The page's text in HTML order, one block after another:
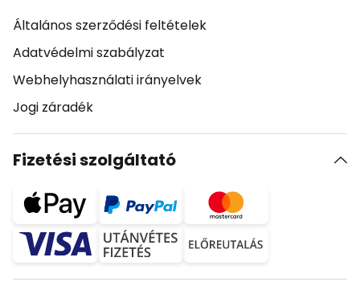
Általános szerződési feltételek
Adatvédelmi szabályzat
Webhelyhasználati irányelvek
Jogi záradék
Fizetési szolgáltató